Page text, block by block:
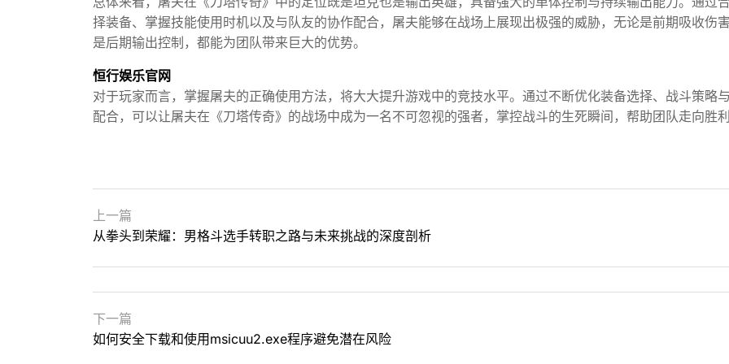
择装备、掌握技能使用时机以及与队友的协作配合，屠夫能够在战场上展现出极强的威胁，无论是前期吸收伤
是后期输出控制，都能为团队带来巨大的优势。
恒行娱乐官网
对于玩家而言，掌握屠夫的正确使用方法，将大大提升游戏中的竞技水平。通过不断优化装备选择、战斗策略
配合，可以让屠夫在《刀塔传奇》的战场中成为一名不可忽视的强者，掌控战斗的生死瞬间，帮助团队走向胜利
上一篇
从拳头到荣耀：男格斗选手转职之路与未来挑战的深度剖析
下一篇
如何安全下载和使用msicuu2.exe程序避免潜在风险